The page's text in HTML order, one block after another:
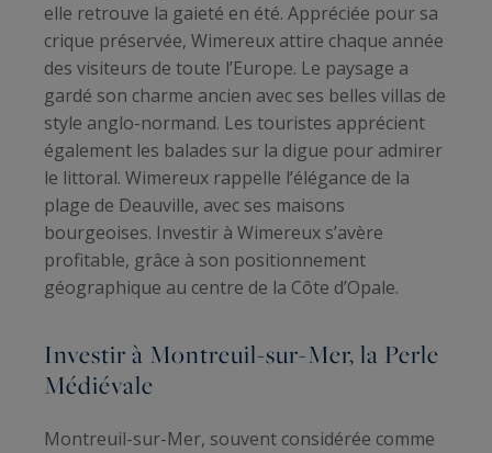
elle retrouve la gaieté en été. Appréciée pour sa
crique préservée, Wimereux attire chaque année
des visiteurs de toute l’Europe. Le paysage a
gardé son charme ancien avec ses belles villas de
style anglo-normand. Les touristes apprécient
également les balades sur la digue pour admirer
le littoral. Wimereux rappelle l’élégance de la
plage de Deauville, avec ses maisons
bourgeoises. Investir à Wimereux s’avère
profitable, grâce à son positionnement
géographique au centre de la Côte d’Opale.
Investir à Montreuil-sur-Mer, la Perle
Médiévale
Montreuil-sur-Mer, souvent considérée comme